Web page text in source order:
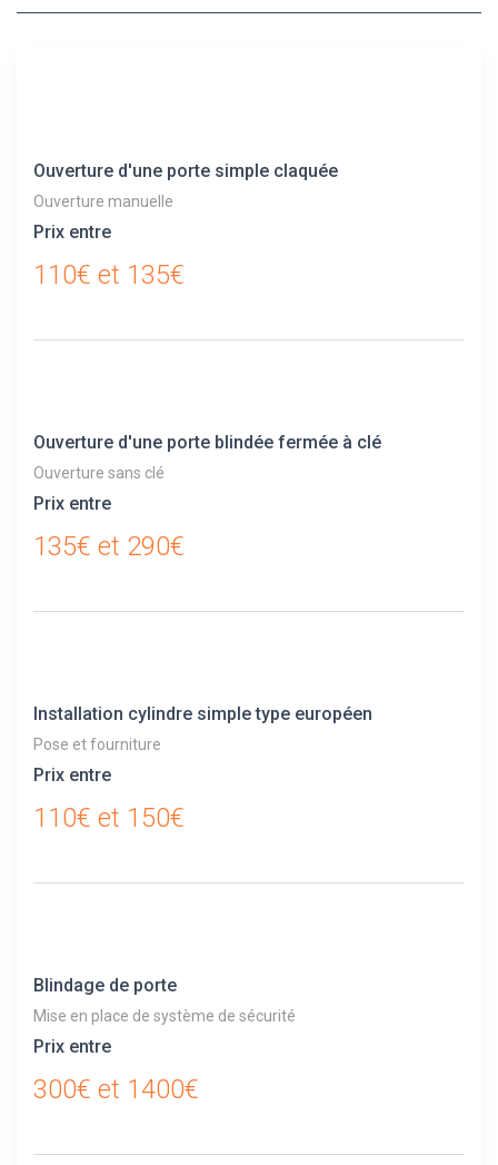
Ouverture d'une porte simple claquée
Ouverture manuelle
Prix entre
110€ et 135€
Ouverture d'une porte blindée fermée à clé
Ouverture sans clé
Prix entre
135€ et 290€
Installation cylindre simple type européen
Pose et fourniture
Prix entre
110€ et 150€
Blindage de porte
Mise en place de système de sécurité
Prix entre
300€ et 1400€